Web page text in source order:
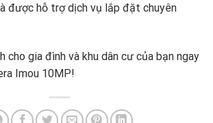
được hỗ trợ dịch vụ lắp đặt chuyên
cho gia đình và khu dân cư của bạn ngay
Imou 10MP!